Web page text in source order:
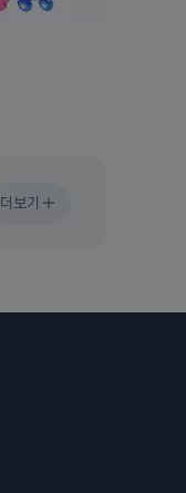
더보기